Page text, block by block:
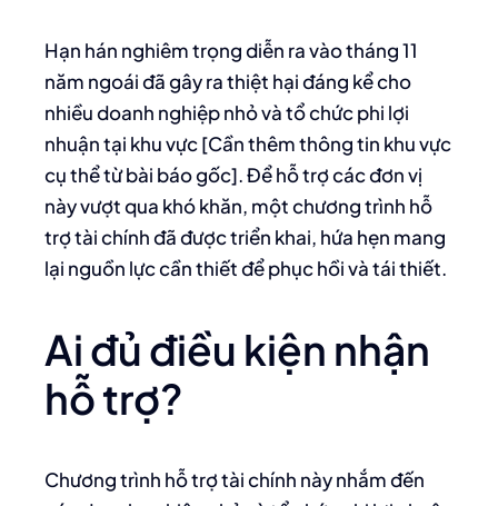
Hạn hán nghiêm trọng diễn ra vào tháng 11
năm ngoái đã gây ra thiệt hại đáng kể cho
nhiều doanh nghiệp nhỏ và tổ chức phi lợi
nhuận tại khu vực [Cần thêm thông tin khu vực
cụ thể từ bài báo gốc]. Để hỗ trợ các đơn vị
này vượt qua khó khăn, một chương trình hỗ
trợ tài chính đã được triển khai, hứa hẹn mang
lại nguồn lực cần thiết để phục hồi và tái thiết.
Ai đủ điều kiện nhận
hỗ trợ?
Chương trình hỗ trợ tài chính này nhắm đến